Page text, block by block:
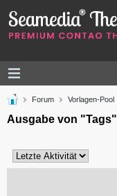
Forum Vorlagen-Pool
Ausgabe von "Tags"